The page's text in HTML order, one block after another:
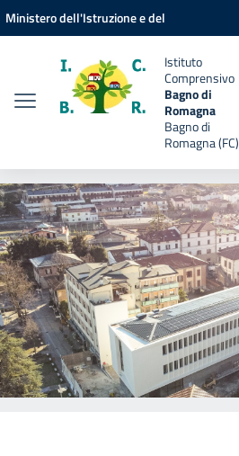
Vai ai contenuti
Vai al menu di navigazione
Vai al footer
Ministero dell'Istruzione e del
Istituto
Comprensivo
Bagno di
Romagna
Bagno di
Romagna (FC)